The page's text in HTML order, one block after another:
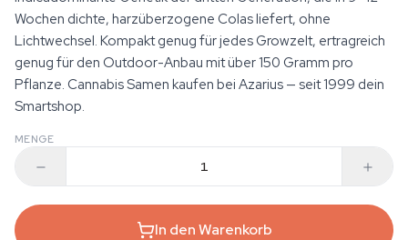
Wochen dichte, harzüberzogene Colas liefert, ohne
Lichtwechsel. Kompakt genug für jedes Growzelt, ertragreich
genug für den Outdoor-Anbau mit über 150 Gramm pro
Pflanze. Cannabis Samen kaufen bei Azarius — seit 1999 dein
Smartshop.
MENGE
In den Warenkorb